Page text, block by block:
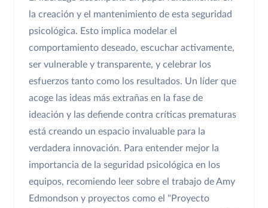
la creación y el mantenimiento de esta seguridad
psicológica. Esto implica modelar el
comportamiento deseado, escuchar activamente,
ser vulnerable y transparente, y celebrar los
esfuerzos tanto como los resultados. Un líder que
acoge las ideas más extrañas en la fase de
ideación y las defiende contra críticas prematuras
está creando un espacio invaluable para la
verdadera innovación. Para entender mejor la
importancia de la seguridad psicológica en los
equipos, recomiendo leer sobre el trabajo de Amy
Edmondson y proyectos como el "Proyecto